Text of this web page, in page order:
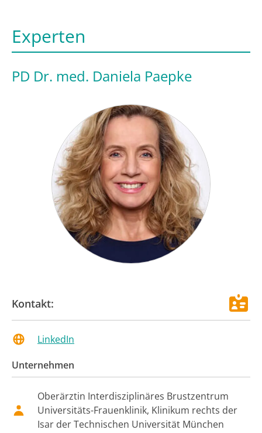
Experten
PD Dr. med. Daniela Paepke
Kontakt:
LinkedIn
Unternehmen
Oberärztin Interdisziplinäres Brustzentrum
Universitäts-Frauenklinik, Klinikum rechts der
Isar der Technischen Universität München